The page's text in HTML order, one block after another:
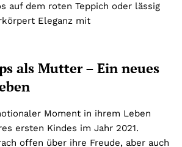
auf dem roten Teppich oder lässig
Eleganz mit
als Mutter – Ein neues
Moment in ihrem Leben
ersten Kindes im Jahr 2021.
offen über ihre Freude, aber auch